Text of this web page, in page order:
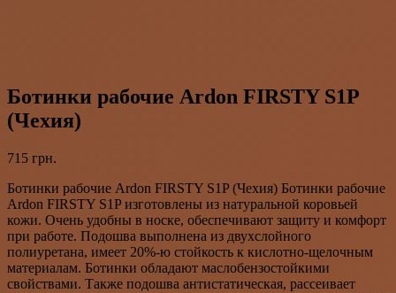
Ботинки рабочие Ardon FIRSTY S1P
(Чехия)
715 грн.
Ботинки рабочие Ardon FIRSTY S1P (Чехия) Ботинки рабочие
Ardon FIRSTY S1P изготовлены из натуральной коровьей
кожи. Очень удобны в носке, обеспечивают защиту и комфорт
при работе. Подошва выполнена из двухслойного
полиуретана, имеет 20%-ю стойкость к кислотно-щелочным
материалам. Ботинки обладают маслобензостойкими
свойствами. Также подошва антистатическая, рассеивает